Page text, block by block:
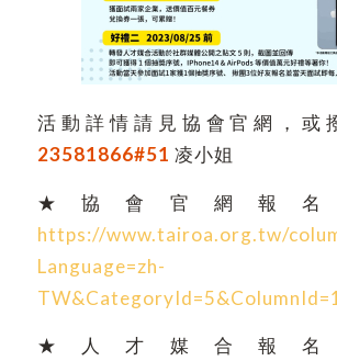
活動詳情請見協會官網，或
23581866#51 凌小姐
★協會官網報名
https://www.tairoa.org.tw/
Language=zh-
★人才媒合報名